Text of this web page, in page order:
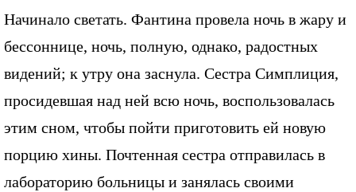
Начинало светать. Фантина провела ночь в жару и
бессоннице, ночь, полную, однако, радостных
видений; к утру она заснула. Сестра Симплиция,
просидевшая над ней всю ночь, воспользовалась
этим сном, чтобы пойти приготовить ей новую
порцию хины. Почтенная сестра отправилась в
лабораторию больницы и занялась своими